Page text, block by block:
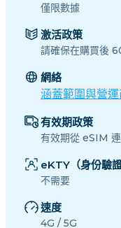
僅限數據
激活政策
請確保在購買後
網絡
涵蓋範圍與營
有效期政策
有效期從 eSIM
eKTY（身份驗證
不需要
速度
4G / 5G